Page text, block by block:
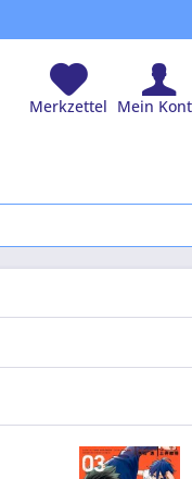
Merkzettel Mein